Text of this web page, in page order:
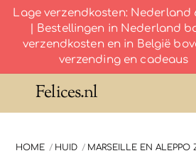
Lage verzendkosten: Nederland
| Bestellingen in Nederland
verzendkosten en in België
verzending en cadeaus
Felices.nl
HOME HUID MARSEILLE EN ALEPPO